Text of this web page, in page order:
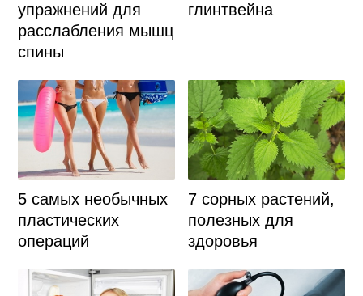
упражнений для
расслабления мышц
спины
глинтвейна
5 самых необычных
пластических
операций
7 сорных растений,
полезных для
здоровья